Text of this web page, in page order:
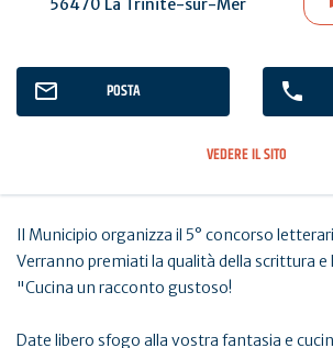
POSTA
VEDERE IL SITO
Il Municipio organizza il 5° concorso
Verranno premiati la qualità della scrittura e
"Cucina un racconto gustoso!
Date libero sfogo alla vostra fantasia e